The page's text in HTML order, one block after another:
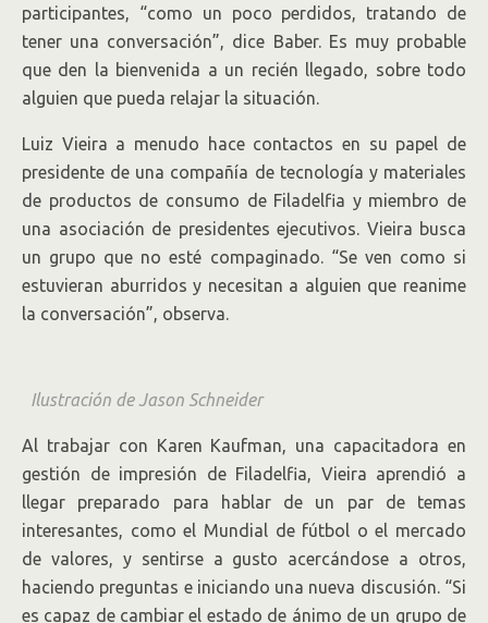
participantes, “como un poco perdidos, tratando de
tener una conversación”, dice Baber. Es muy probable
que den la bienvenida a un recién llegado, sobre todo
alguien que pueda relajar la situación.
Luiz Vieira a menudo hace contactos en su papel de
presidente de una compañía de tecnología y materiales
de productos de consumo de Filadelfia y miembro de
una asociación de presidentes ejecutivos. Vieira busca
un grupo que no esté compaginado. “Se ven como si
estuvieran aburridos y necesitan a alguien que reanime
la conversación”, observa.
Ilustración de Jason Schneider
Al trabajar con Karen Kaufman, una capacitadora en
gestión de impresión de Filadelfia, Vieira aprendió a
llegar preparado para hablar de un par de temas
interesantes, como el Mundial de fútbol o el mercado
de valores, y sentirse a gusto acercándose a otros,
haciendo preguntas e iniciando una nueva discusión. “Si
es capaz de cambiar el estado de ánimo de un grupo de